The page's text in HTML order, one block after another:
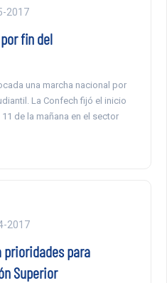
2017
fin del
una marcha nacional por
La Confech fijó el inicio
de la mañana en el sector
2017
prioridades para
Superior